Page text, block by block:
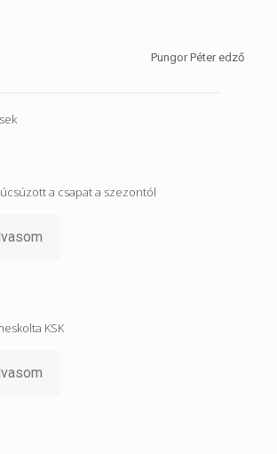
Pungor Péter edző
a csapat a szezontól
KSK